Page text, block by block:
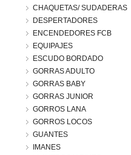
CHAQUETAS/ SUDADERAS
DESPERTADORES
ENCENDEDORES FCB
EQUIPAJES
ESCUDO BORDADO
GORRAS ADULTO
GORRAS BABY
GORRAS JUNIOR
GORROS LANA
GORROS LOCOS
GUANTES
IMANES